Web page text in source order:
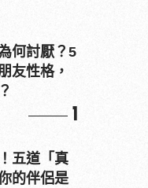
何討厭？5
友性格，
1
五道「真
的伴侶是